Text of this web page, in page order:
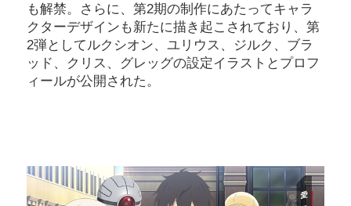
も解禁。さらに、第2期の制作にあたってキャラ
クターデザインも新たに描き起こされており、第
2弾としてルクシオン、ユリウス、ジルク、ブラ
ッド、クリス、グレッグの設定イラストとプロフ
ィールが公開された。